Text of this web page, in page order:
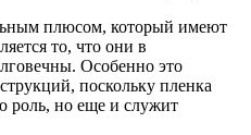
плюсом, который имеют
то, что они в
Особенно это
поскольку пленка
роль, но еще и служит